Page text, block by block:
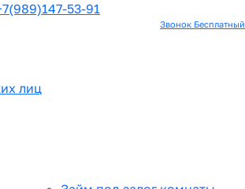
53-91
Звонок Бесплатный
лиц